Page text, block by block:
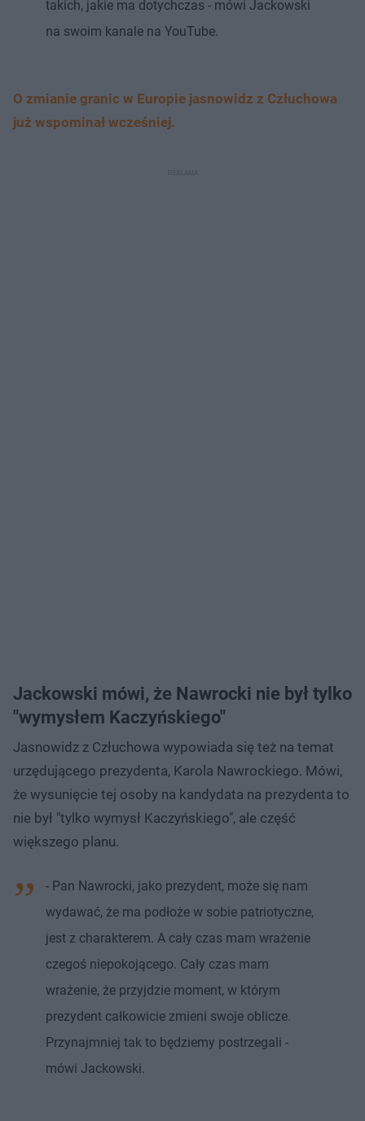
takich, jakie ma dotychczas - mówi Jackowski
na swoim kanale na YouTube.
O zmianie granic w Europie jasnowidz z Człuchowa
już wspominał wcześniej.
Jackowski mówi, że Nawrocki nie był tylko
"wymysłem Kaczyńskiego"
Jasnowidz z Człuchowa wypowiada się też na temat
urzędującego prezydenta, Karola Nawrockiego. Mówi,
że wysunięcie tej osoby na kandydata na prezydenta to
nie był "tylko wymysł Kaczyńskiego", ale część
większego planu.
- Pan Nawrocki, jako prezydent, może się nam
wydawać, że ma podłoże w sobie patriotyczne,
jest z charakterem. A cały czas mam wrażenie
czegoś niepokojącego. Cały czas mam
wrażenie, że przyjdzie moment, w którym
prezydent całkowicie zmieni swoje oblicze.
Przynajmniej tak to będziemy postrzegali -
mówi Jackowski.